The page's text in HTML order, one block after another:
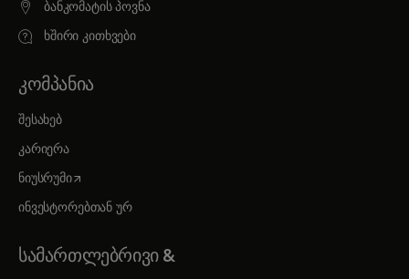
ბანკომატის პოვნა
ხშირი კითხვები
ᲙᲝᲛᲞᲐᲜᲘᲐ
შესახებ
კარიერა
ნიუსრუმიopens in a new tab
ინვესტორებთან ურ
ᲡᲐᲛᲐᲠᲗᲚᲔᲑᲠᲘᲕᲘ &